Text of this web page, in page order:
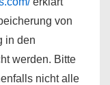
von
in den
werden. Bitte
nicht alle